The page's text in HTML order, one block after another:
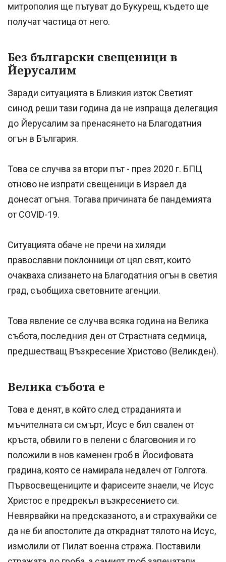
митрополия ще пътуват до Букурещ, където ще
получат частица от него.
Без български свещеници в
Йерусалим
Заради ситуацията в Близкия изток Светият
синод реши тази година да не изпраща делегация
до Йерусалим за пренасянето на Благодатния
огън в България.
Това се случва за втори път - през 2020 г. БПЦ
отново не изпрати свещеници в Израел да
донесат огъня. Тогава причината бе пандемията
от COVID-19.
Ситуацията обаче не пречи на хиляди
православни поклонници от цял свят, които
очакваха слизането на Благодатния огън в светия
град, съобщиха световните агенции.
Това явление се случва всяка година на Велика
събота, последния ден от Страстната седмица,
предшестващ Възкресение Христово (Великден).
Велика събота е
Това е денят, в който след страданията и
мъчителната си смърт, Исус е бил свален от
кръста, обвили го в пелени с благовония и го
положили в нов каменен гроб в Йосифовата
градина, която се намирала недалеч от Голгота.
Първосвещениците и фарисеите знаели, че Исус
Христос е предрекъл възкресението си.
Невярвайки на предсказаното, а и страхувайки се
да не би апостолите да откраднат тялото на Исус,
измолили от Пилат военна стража. Поставили